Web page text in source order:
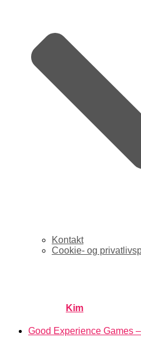
Kontakt
Cookie- og
Kim
Good Experience Games